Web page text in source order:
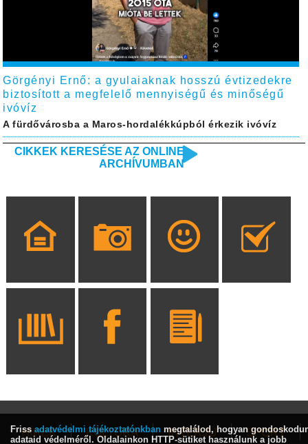
Görgényi Ernő: a gyulaiaknak hosszú évtizedekre
biztosított a megfelelő mennyiségű és minőségű
ivóvíz
A fürdővárosba a Maros-hordalékkúpból érkezik ivóvíz
CIKKEK KERESÉSE AZ ONLINE
ARCHÍVUMBAN
HÍREK KULTÚRA INTERJÚ
SPORT
Friss adatvédelmi tájékoztatónkban megtalálod, hogyan
adataid védelméről. Oldalainkon HTTP-sütiket használunk a jobb